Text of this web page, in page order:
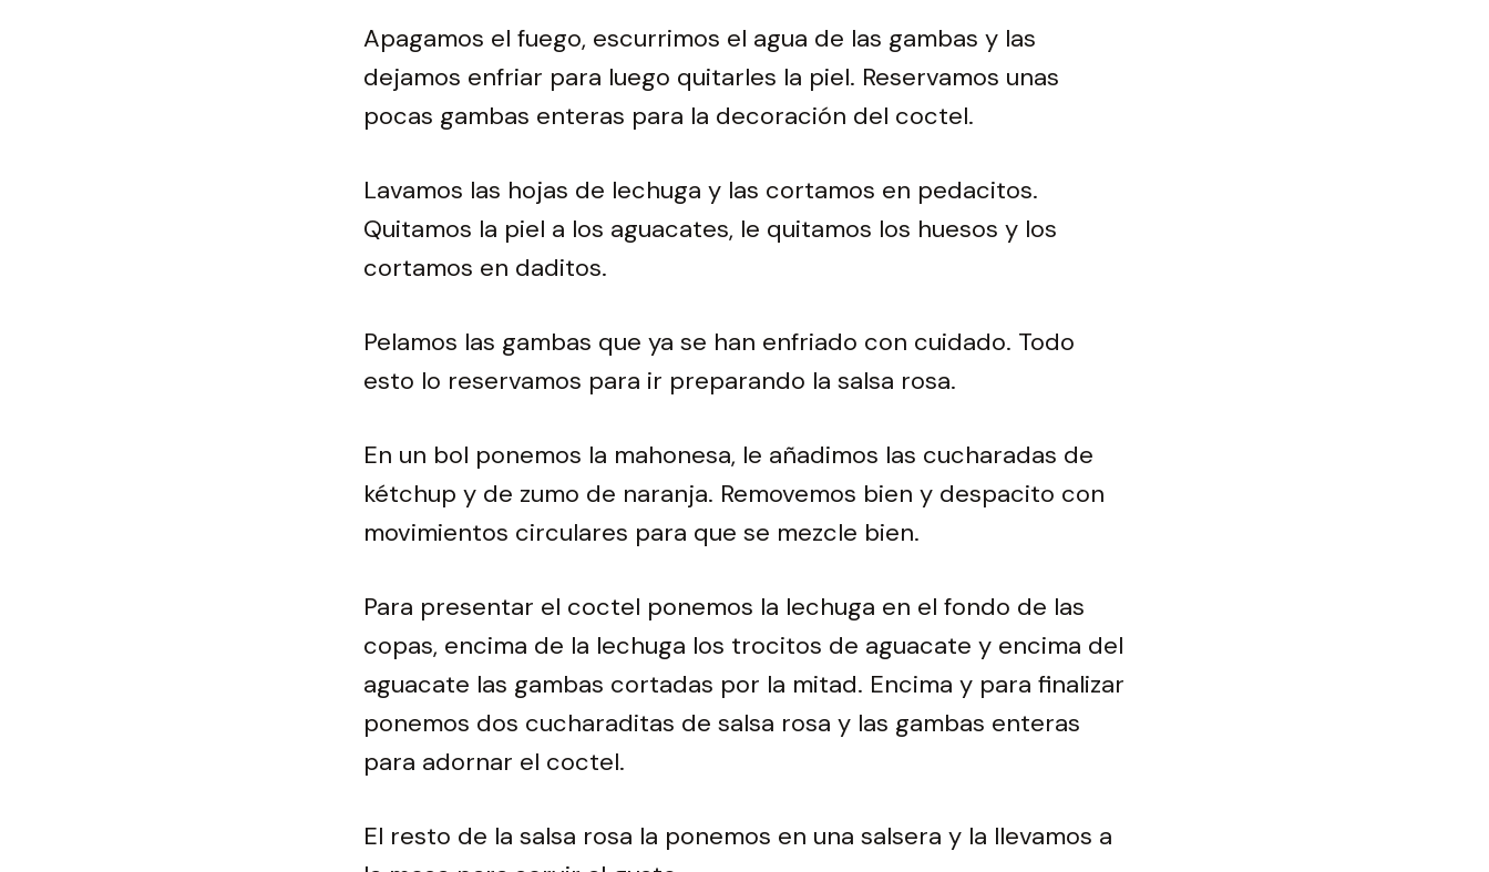
Apagamos el fuego, escurrimos el agua de las gambas y las
dejamos enfriar para luego quitarles la piel. Reservamos unas
pocas gambas enteras para la decoración del coctel.
Lavamos las hojas de lechuga y las cortamos en pedacitos.
Quitamos la piel a los aguacates, le quitamos los huesos y los
cortamos en daditos.
Pelamos las gambas que ya se han enfriado con cuidado. Todo
esto lo reservamos para ir preparando la salsa rosa.
En un bol ponemos la mahonesa, le añadimos las cucharadas de
kétchup y de zumo de naranja. Removemos bien y despacito con
movimientos circulares para que se mezcle bien.
Para presentar el coctel ponemos la lechuga en el fondo de las
copas, encima de la lechuga los trocitos de aguacate y encima del
aguacate las gambas cortadas por la mitad. Encima y para finalizar
ponemos dos cucharaditas de salsa rosa y las gambas enteras
para adornar el coctel.
El resto de la salsa rosa la ponemos en una salsera y la llevamos a